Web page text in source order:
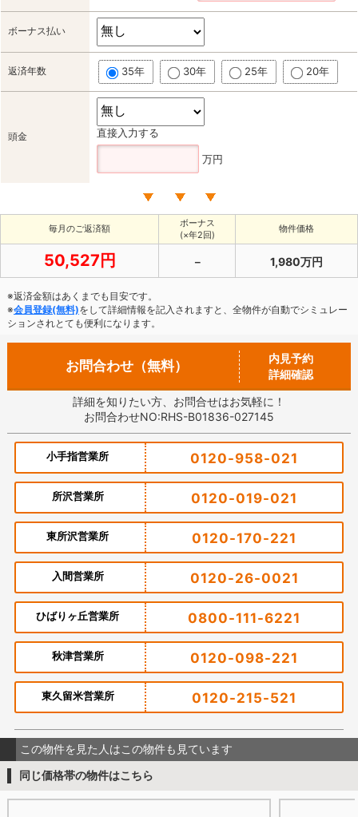
ボーナス払い
返済年数 35年 30年 25年 20年
頭金 直接入力する
万円
毎月のご返済額
ボーナス
(×年2回)
物件価格
50,527円 － 1,980万円
※返済金額はあくまでも目安です。
※会員登録(無料)をして詳細情報を記入されますと、全物件が自動でシミュレー
ションされとても便利になります。
お問合わせ（無料）
内見予約
詳細確認
詳細を知りたい方、お問合せはお気軽に！
お問合わせNO:RHS-B01836-027145
小手指営業所 0120-958-021
所沢営業所 0120-019-021
東所沢営業所 0120-170-221
入間営業所 0120-26-0021
ひばりヶ丘営業所 0800-111-6221
秋津営業所 0120-098-221
東久留米営業所 0120-215-521
この物件を見た人はこの物件も見ています
同じ価格帯の物件はこちら